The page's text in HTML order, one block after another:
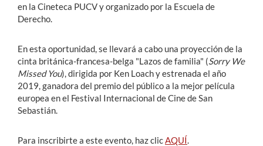
en la Cineteca PUCV y organizado por la Escuela de
Derecho.
En esta oportunidad, se llevará a cabo una proyección de la
cinta británica-francesa-belga "Lazos de familia" (Sorry We
Missed You), dirigida por Ken Loach y estrenada el año
2019, ganadora del premio del público a la mejor película
europea en el Festival Internacional de Cine de San
Sebastián.
Para inscribirte a este evento, haz clic AQUÍ